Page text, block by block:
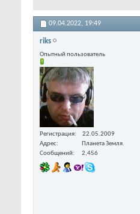
09.04.2022, 19:49
riks
Опытный пользователь
Регистрация
22.05.2009
Адрес
Планета Земля.
Сообщений
2,456